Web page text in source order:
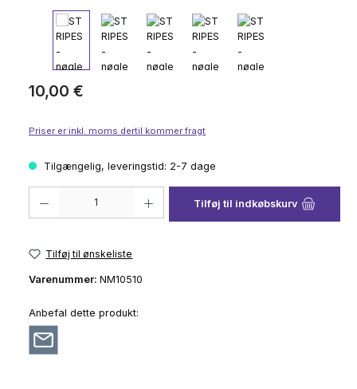
Almindelig pris:
10,00 €
Priser er inkl. moms dertil kommer fragt
Tilgængelig, leveringstid: 2-7 dage
Tilføj til indkøbskurv
Tilføj til ønskeliste
Varenummer: NM10510
Anbefal dette produkt: